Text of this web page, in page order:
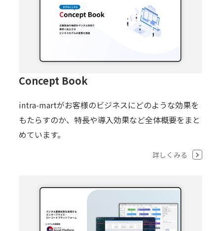
Concept Book
intra-martがお客様のビジネスにどのような効果を
もたらすのか、特長や導入効果など全体概要をまと
めています。
詳しくみる